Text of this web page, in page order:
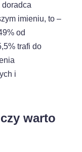
imieniu, to –
od
trafi do
i
warto